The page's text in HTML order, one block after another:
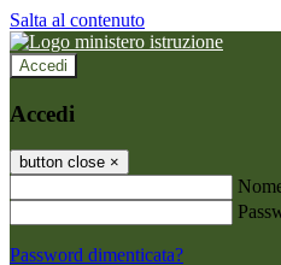
Salta al contenuto
Accedi
Accedi
button close ×
Password dimenticata?